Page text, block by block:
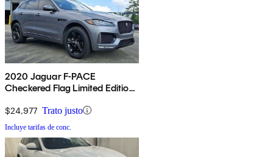
2020 Jaguar F-PACE
Checkered Flag Limited Edition
$24,977 Trato justo
Incluye tarifas de conc.